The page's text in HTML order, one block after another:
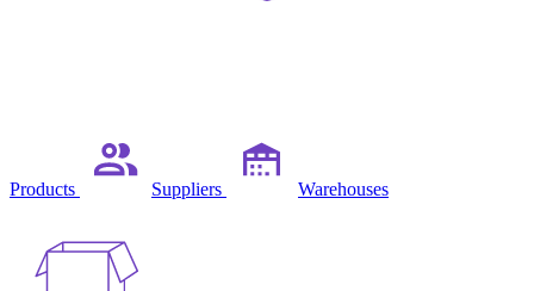
Products Suppliers Warehouses